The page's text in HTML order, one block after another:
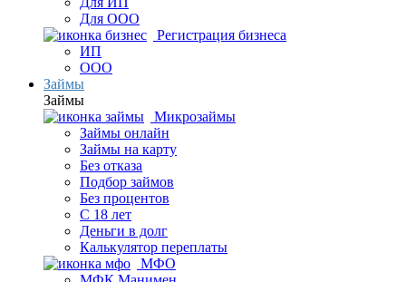
Для ООО
Регистрация бизнеса
ИП
ООО
Займы
Займы
Микрозаймы
Займы онлайн
Займы на карту
Без отказа
Подбор займов
Без процентов
С 18 лет
Деньги в долг
Калькулятор переплаты
МФО